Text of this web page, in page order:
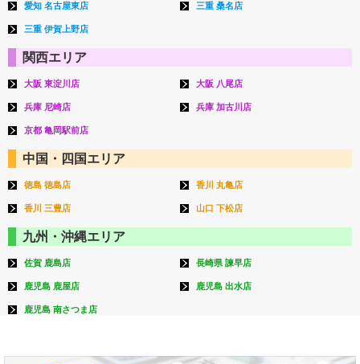
愛知 名古屋東店 三重 桑名店
三重 伊賀上野店
関西エリア
大阪 東淀川店 大阪 八尾店
兵庫 尼崎店 兵庫 加古川店
京都 亀岡駅前店
中国・四国エリア
徳島 徳島店 香川 丸亀店
香川 三豊店 山口 下松店
九州・沖縄エリア
佐賀 鹿島店 長崎県 諫早店
鹿児島 鹿屋店 鹿児島 出水店
鹿児島 南さつま店